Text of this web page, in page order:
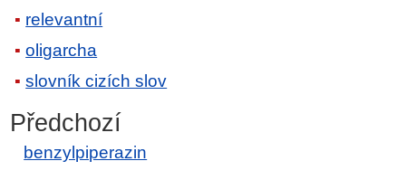
relevantní
oligarcha
slovník cizích slov
Předchozí
benzylpiperazin